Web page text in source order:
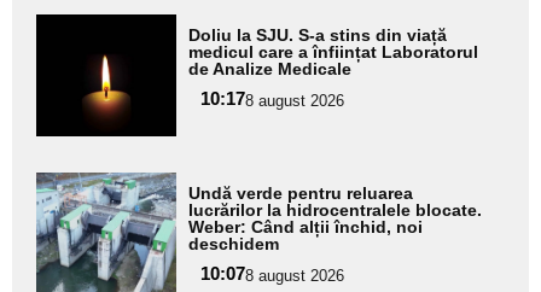
aici textul
pentru
subtitlu
Doliu la SJU. S-a stins din viață
medicul care a înființat Laboratorul
de Analize Medicale
10:178 august 2026
Adaugă
aici textul
pentru
subtitlu
Undă verde pentru reluarea
lucrărilor la hidrocentralele blocate.
Weber: Când alții închid, noi
deschidem
10:078 august 2026